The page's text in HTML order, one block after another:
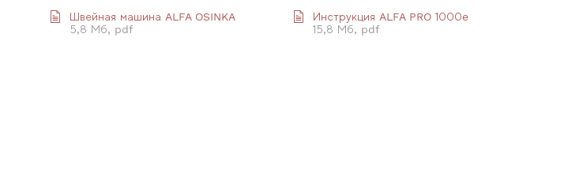
Швейная машина ALFA OSINKA
5,8 Мб, pdf
Инструкция ALFA PRO 1000e
15,8 Мб, pdf